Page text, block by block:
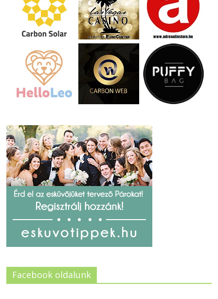
Facebook oldalunk